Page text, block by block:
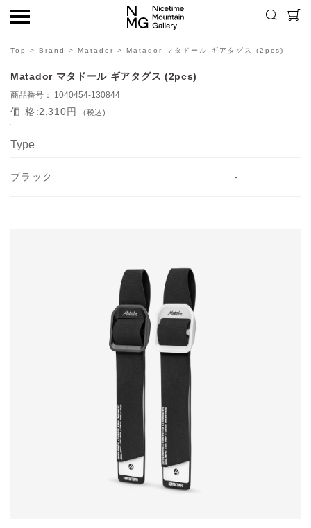
Top > Brand > Matador > Matador マタドール ギアタグス (2pcs)
Matador マタドール ギアタグス (2pcs)
1040454-130844
価格2,310円 (税込)
Type
ブラック -